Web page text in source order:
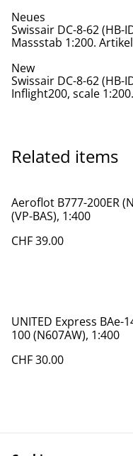
Neues
Swissair DC-8-62
Massstab 1:200.
New
Swissair DC-8-62
Inflight200, scale
Related items
Aeroflot B777-200ER
(VP-BAS), 1:400
CHF 39.00
UNITED Express BAe-
100 (N607AW), 1:400
CHF 30.00